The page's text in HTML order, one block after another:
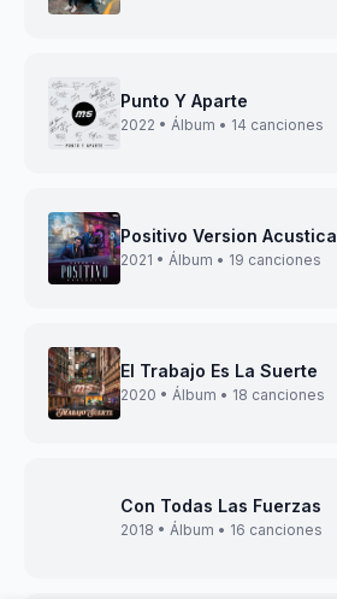
Punto Y Aparte
2022 • Álbum • 14 canciones
Positivo Version Acustica
2021 • Álbum • 19 canciones
El Trabajo Es La Suerte
2020 • Álbum • 18 canciones
Con Todas Las Fuerzas
2018 • Álbum • 16 canciones